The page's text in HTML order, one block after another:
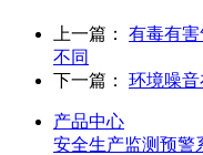
上一篇：
有毒有
不同
下一篇：
环境噪
产品中心
安全生产监测预警